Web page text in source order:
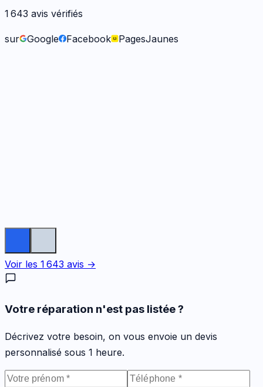
1 643 avis vérifiés
sur Google Facebook PagesJaunes
Voir les 1 643 avis →
Votre réparation n'est pas listée ?
Décrivez votre besoin, on vous envoie un devis
personnalisé sous 1 heure.